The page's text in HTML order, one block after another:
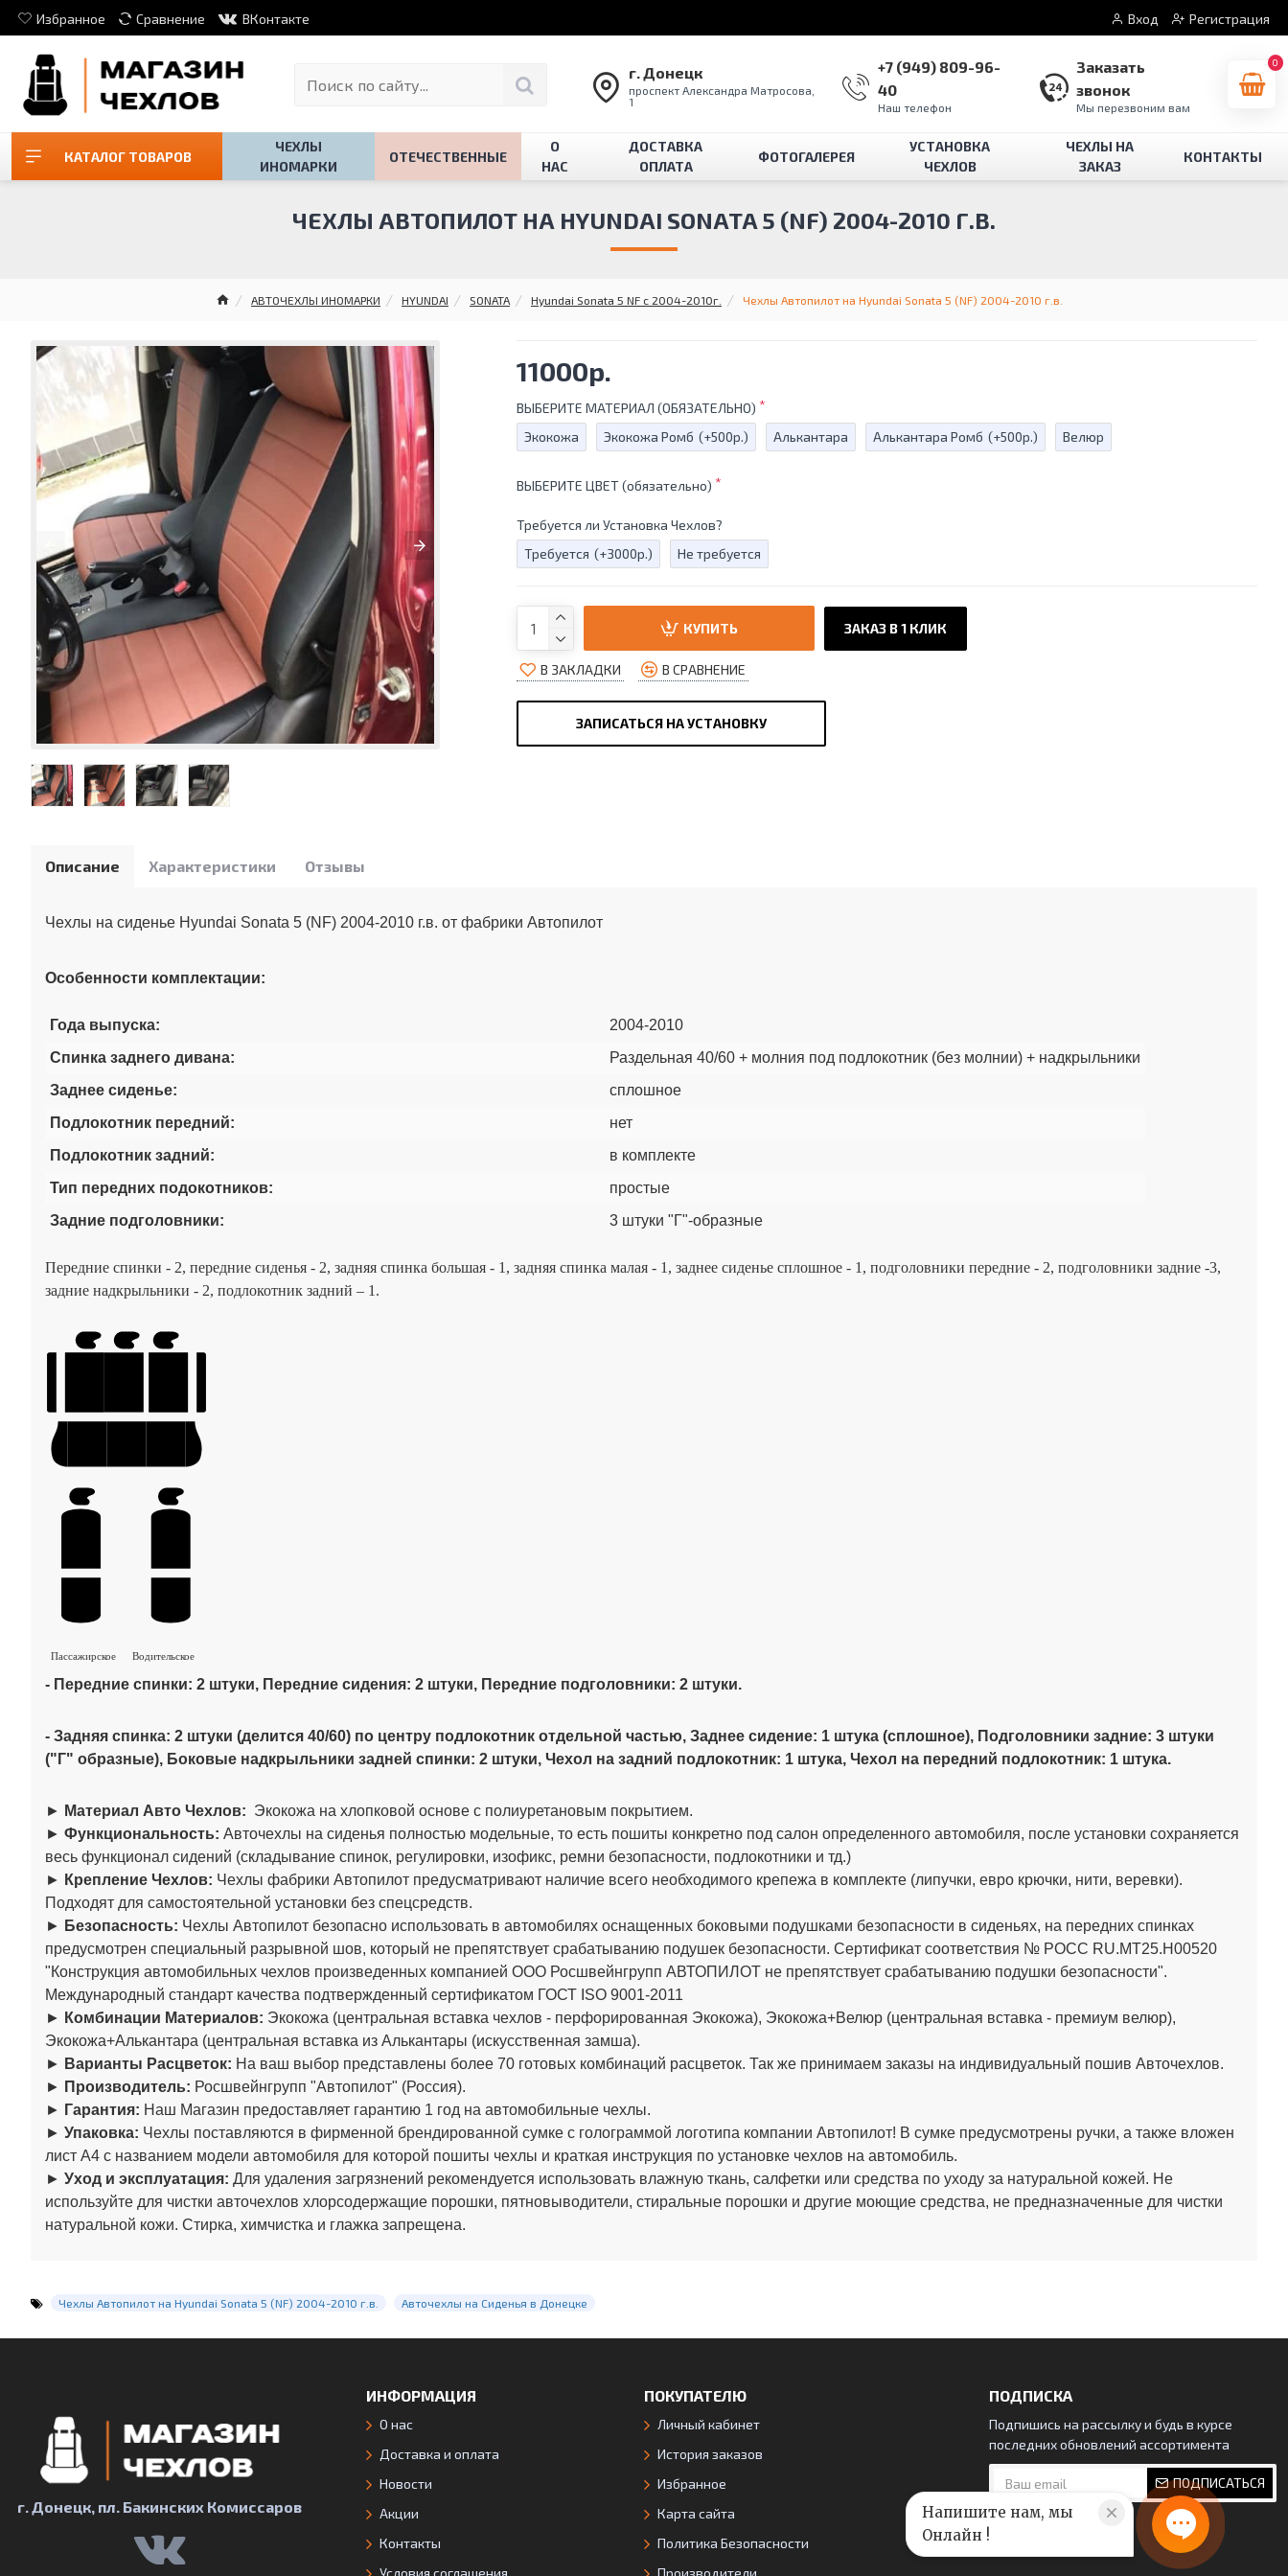
Избранное Сравнение ВКонтакте Вход Регистрация
г. Донецк
проспект Александра Матросова,
1
+7 (949) 809-96-
40
Наш телефон
Заказать
звонок
Мы перезвоним вам
0
КАТАЛОГ ТОВАРОВ
ЧЕХЛЫ
ИНОМАРКИ
ОТЕЧЕСТВЕННЫЕ
О
НАС
ДОСТАВКА
ОПЛАТА
ФОТОГАЛЕРЕЯ
УСТАНОВКА
ЧЕХЛОВ
ЧЕХЛЫ НА
ЗАКАЗ
КОНТАКТЫ
АВТОЧЕХЛЫ ИНОМАРКИ HYUNDAI SONATA Hyundai Sonata 5 NF с 2004-2010г. Чехлы Автопилот на Hyundai Sonata 5 (NF) 2004-2010 г.в.
ЧЕХЛЫ АВТОПИЛОТ НА HYUNDAI SONATA 5 (NF) 2004-2010 Г.В.
11000р.
ВЫБЕРИТЕ МАТЕРИАЛ (ОБЯЗАТЕЛЬНО)
Экокожа
Экокожа Ромб (+500р.) Алькантара Алькантара Ромб (+500р.) Велюр
ВЫБЕРИТЕ ЦВЕТ (обязательно)
Требуется ли Установка Чехлов?
Требуется (+3000р.) Не требуется
КУПИТЬ ЗАКАЗ В 1 КЛИК
В ЗАКЛАДКИ В СРАВНЕНИЕ
ЗАПИСАТЬСЯ НА УСТАНОВКУ
Описание Характеристики Отзывы
Чехлы на сиденье Hyundai Sonata 5 (NF) 2004-2010 г.в. от фабрики Автопилот
Особенности комплектации:
Года выпуска:
2004-2010
Спинка заднего дивана:
Раздельная 40/60 + молния под подлокотник (без молнии) + надкрыльники
Заднее сиденье:
сплошное
Подлокотник передний:
нет
Подлокотник задний:
в комплекте
Тип передних подокотников:
простые
Задние подголовники:
3 штуки "Г"-образные
Передние спинки - 2, передние сиденья - 2, задняя спинка большая - 1, задняя спинка малая - 1, заднее сиденье сплошное - 1, подголовники передние - 2, подголовники задние -3,
задние надкрыльники - 2, подлокотник задний – 1.
Пассажирское Водительское
- Передние спинки: 2 штуки, Передние сидения: 2 штуки, Передние подголовники: 2 штуки.
- Задняя спинка: 2 штуки (делится 40/60) по центру подлокотник отдельной частью, Заднее сидение: 1 штука (сплошное), Подголовники задние: 3 штуки
("Г" образные), Боковые надкрыльники задней спинки: 2 штуки, Чехол на задний подлокотник: 1 штука, Чехол на передний подлокотник: 1 штука.
► Материал Авто Чехлов: Экокожа на хлопковой основе с полиуретановым покрытием.
► Функциональность: Авточехлы на сиденья полностью модельные, то есть пошиты конкретно под салон определенного автомобиля, после установки сохраняется
весь функционал сидений (складывание спинок, регулировки, изофикс, ремни безопасности, подлокотники и тд.)
► Крепление Чехлов: Чехлы фабрики Автопилот предусматривают наличие всего необходимого крепежа в комплекте (липучки, евро крючки, нити, веревки).
Подходят для самостоятельной установки без спецсредств.
► Безопасность: Чехлы Автопилот безопасно использовать в автомобилях оснащенных боковыми подушками безопасности в сиденьях, на передних спинках
предусмотрен специальный разрывной шов, который не препятствует срабатыванию подушек безопасности. Сертификат соответствия № РОСС RU.МТ25.Н00520
"Конструкция автомобильных чехлов произведенных компанией ООО Росшвейнгрупп АВТОПИЛОТ не препятствует срабатыванию подушки безопасности".
Международный стандарт качества подтвержденный сертификатом ГОСТ ISO 9001-2011
► Комбинации Материалов: Экокожа (центральная вставка чехлов - перфорированная Экокожа), Экокожа+Велюр (центральная вставка - премиум велюр),
Экокожа+Алькантара (центральная вставка из Алькантары (искусственная замша).
► Варианты Расцветок: На ваш выбор представлены более 70 готовых комбинаций расцветок. Так же принимаем заказы на индивидуальный пошив Авточехлов.
► Производитель: Росшвейнгрупп "Автопилот" (Россия).
► Гарантия: Наш Магазин предоставляет гарантию 1 год на автомобильные чехлы.
► Упаковка: Чехлы поставляются в фирменной брендированной сумке с голограммой логотипа компании Автопилот! В сумке предусмотрены ручки, а также вложен
лист А4 с названием модели автомобиля для которой пошиты чехлы и краткая инструкция по установке чехлов на автомобиль.
► Уход и эксплуатация: Для удаления загрязнений рекомендуется использовать влажную ткань, салфетки или средства по уходу за натуральной кожей. Не
используйте для чистки авточехлов хлорсодержащие порошки, пятновыводители, стиральные порошки и другие моющие средства, не предназначенные для чистки
натуральной кожи. Стирка, химчистка и глажка запрещена.
Чехлы Автопилот на Hyundai Sonata 5 (NF) 2004-2010 г.в. Авточехлы на Сиденья в Донецке
г. Донецк, пл. Бакинских Комиссаров
ИНФОРМАЦИЯ
О нас
Доставка и оплата
Новости
Акции
Контакты
ПОКУПАТЕЛЮ
Личный кабинет
История заказов
Избранное
Карта сайта
Политика Безопасности
ПОДПИСКА
Подпишись на рассылку и будь в курсе
последних обновлений ассортимента
ПОДПИСАТЬСЯ
Напишите нам, мы
Онлайн !